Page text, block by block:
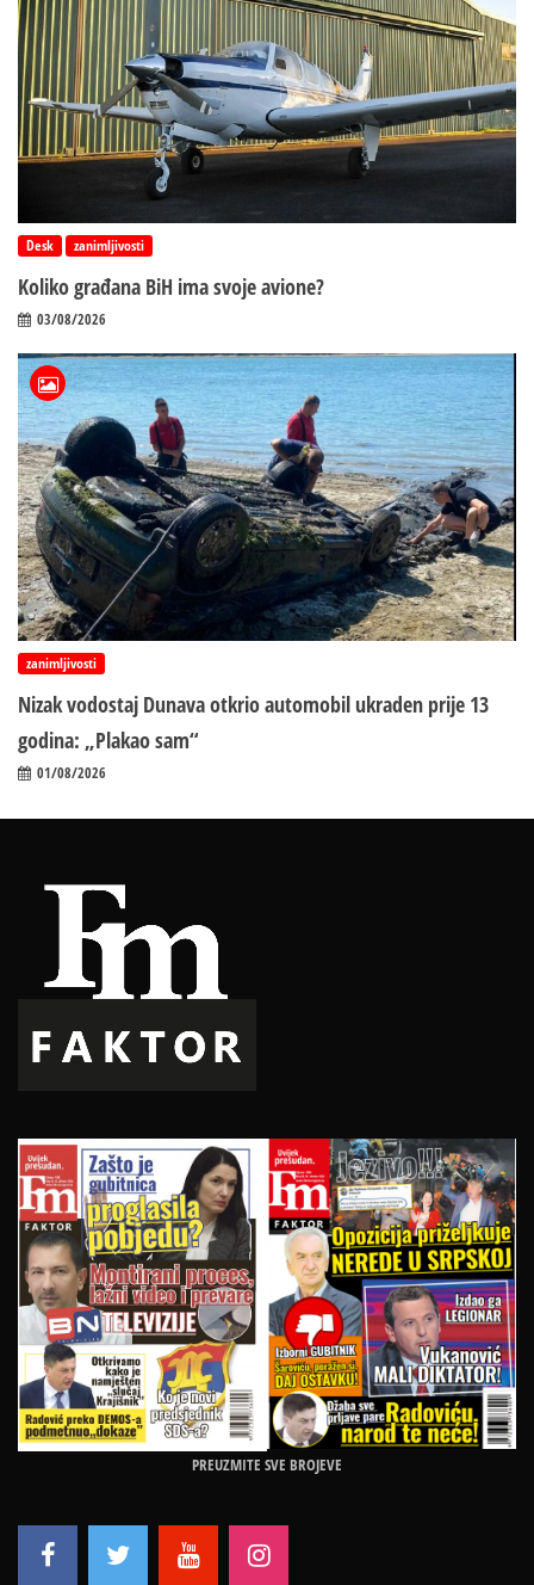
Desk zanimljivosti
Koliko građana BiH ima svoje avione?
03/08/2026
zanimljivosti
Nizak vodostaj Dunava otkrio automobil ukraden prije 13
godina: „Plakao sam“
01/08/2026
PREUZMITE SVE BROJEVE